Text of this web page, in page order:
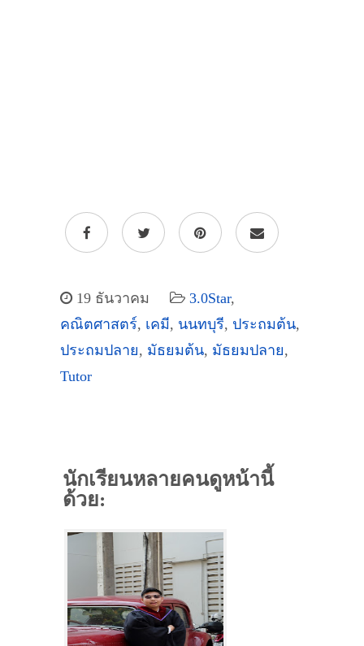
19 ธันวาคม 3.0Star,
คณิตศาสตร์, เคมี, นนทบุรี, ประถมต้น,
ประถมปลาย, มัธยมต้น, มัธยมปลาย,
Tutor
นักเรียนหลายคนดูหน้านี้
ด้วย: